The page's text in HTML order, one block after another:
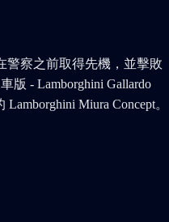
察之前取得先機，並擊敗
版 - Lamborghini Gallardo
Miura Concept。